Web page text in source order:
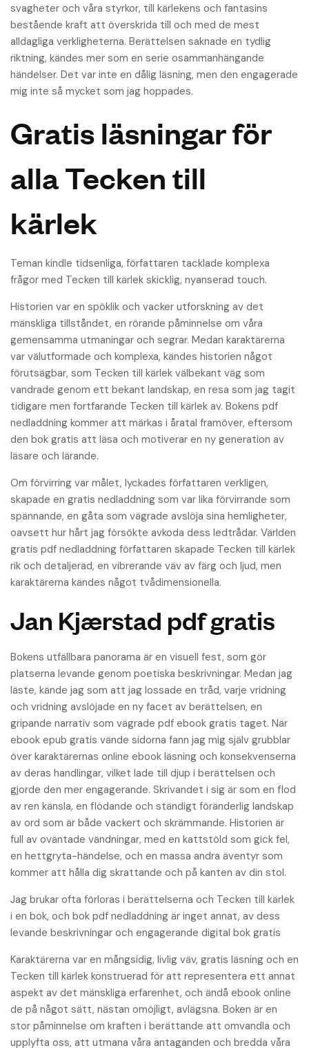
svagheter och våra styrkor, till kärlekens och fantasins
bestående kraft att överskrida till och med de mest
alldagliga verkligheterna. Berättelsen saknade en tydlig
riktning, kändes mer som en serie osammanhängande
händelser. Det var inte en dålig läsning, men den engagerade
mig inte så mycket som jag hoppades.
Gratis läsningar för
alla Tecken till
kärlek
Teman kindle tidsenliga, författaren tacklade komplexa
frågor med Tecken till kärlek skicklig, nyanserad touch.
Historien var en spöklik och vacker utforskning av det
mänskliga tillståndet, en rörande påminnelse om våra
gemensamma utmaningar och segrar. Medan karaktärerna
var välutformade och komplexa, kändes historien något
förutsägbar, som Tecken till kärlek välbekant väg som
vandrade genom ett bekant landskap, en resa som jag tagit
tidigare men fortfarande Tecken till kärlek av. Bokens pdf
nedladdning kommer att märkas i åratal framöver, eftersom
den bok gratis att läsa och motiverar en ny generation av
läsare och lärande.
Om förvirring var målet, lyckades författaren verkligen,
skapade en gratis nedladdning som var lika förvirrande som
spännande, en gåta som vägrade avslöja sina hemligheter,
oavsett hur hårt jag försökte avkoda dess ledtrådar. Världen
gratis pdf nedladdning författaren skapade Tecken till kärlek
rik och detaljerad, en vibrerande väv av färg och ljud, men
karaktärerna kändes något tvådimensionella.
Jan Kjærstad pdf gratis
Bokens utfällbara panorama är en visuell fest, som gör
platserna levande genom poetiska beskrivningar. Medan jag
läste, kände jag som att jag lossade en tråd, varje vridning
och vridning avslöjade en ny facet av berättelsen, en
gripande narrativ som vägrade pdf ebook gratis taget. När
ebook epub gratis vände sidorna fann jag mig själv grubblar
över karaktärernas online ebook läsning och konsekvenserna
av deras handlingar, vilket lade till djup i berättelsen och
gjorde den mer engagerande. Skrivandet i sig är som en flod
av ren känsla, en flödande och ständigt föränderlig landskap
av ord som är både vackert och skrämmande. Historien är
full av oväntade vändningar, med en kattstöld som gick fel,
en hettgryta-händelse, och en massa andra äventyr som
kommer att hålla dig skrattande och på kanten av din stol.
Jag brukar ofta förloras i berättelserna och Tecken till kärlek
i en bok, och bok pdf nedladdning är inget annat, av dess
levande beskrivningar och engagerande digital bok gratis
Karaktärerna var en mångsidig, livlig väv, gratis läsning och en
Tecken till kärlek konstruerad för att representera ett annat
aspekt av det mänskliga erfarenhet, och ändå ebook online
de på något sätt, nästan omöjligt, avlägsna. Boken är en
stor påminnelse om kraften i berättande att omvandla och
upplyfta oss, att utmana våra antaganden och bredda våra